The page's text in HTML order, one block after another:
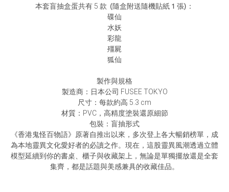
本套盲抽盒蛋共有 5 款 (隨盒附送隨機貼紙 1 張) ：
碟仙
水妖
彩龍
殭屍
狐仙
製作與規格
製造商：日本公司 FUSEE TOKYO
尺寸：每款約高 5.3 cm
材質：PVC，高精度塗裝還原細節
包裝：盲抽形式
《香港鬼怪百物語》原著自推出以來，多次登上各大暢銷榜單，成
為本地靈異文化愛好者的必讀之作。現在，這股靈異風潮透過立體
模型延續到你的書桌、櫃子與收藏架上，無論是單獨擺放還是全套
集齊，都是話題與美感兼具的收藏佳品。